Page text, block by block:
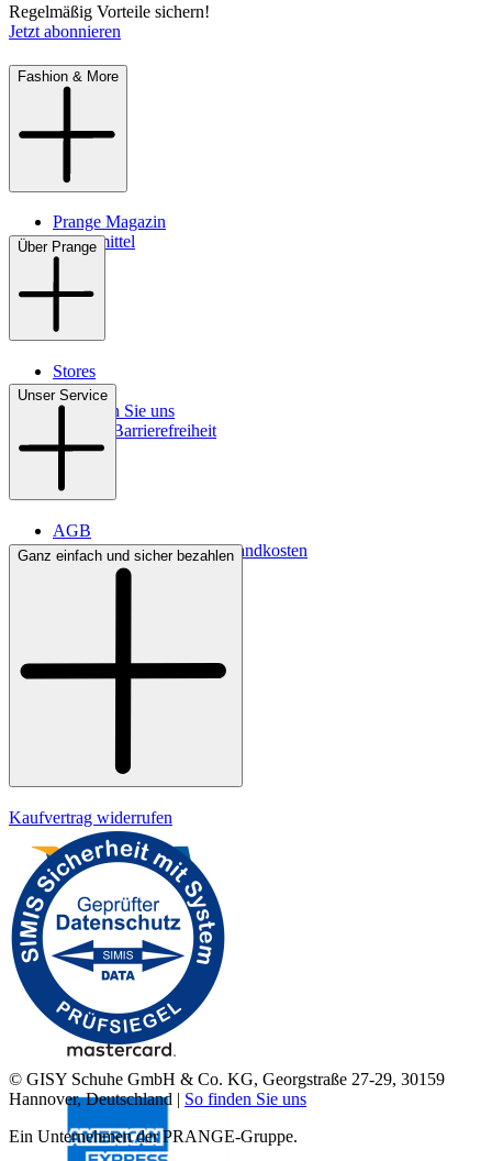
Regelmäßig Vorteile sichern!
Jetzt abonnieren
Fashion & More
Prange Magazin
Pflegemittel
Über Prange
Stores
Kontakt
So finden Sie uns
Digitale Barrierefreiheit
Unser Service
AGB
Lieferbedingungen & Versandkosten
Bezahlung
Ganz einfach und sicher bezahlen
Kaufvertrag widerrufen
© GISY Schuhe GmbH & Co. KG, Georgstraße 27-29, 30159
Hannover, Deutschland | So finden Sie uns
Ein Unternehmen der PRANGE-Gruppe.